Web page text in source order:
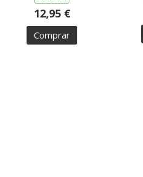
12,95 €
Comprar